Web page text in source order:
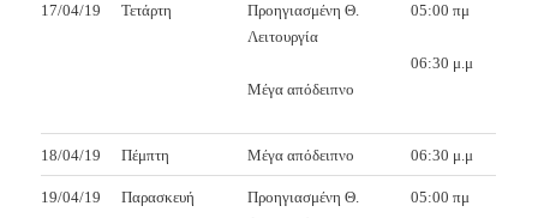
17/04/19 Τετάρτη
Προηγιασμένη Θ.
Λειτουργία
Μέγα απόδειπνο
05:00 πμ
06:30 μ.μ
18/04/19 Πέμπτη Μέγα απόδειπνο 06:30 μ.μ
19/04/19 Παρασκευή
Προηγιασμένη Θ.
05:00 πμ